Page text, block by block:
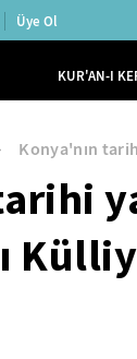
Üye Ol
KUR'AN-I
Konya'nın